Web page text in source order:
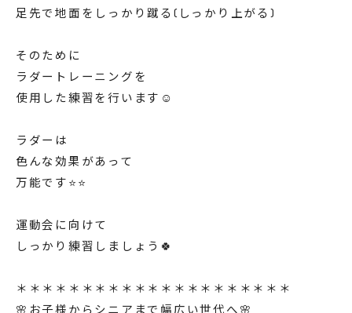
足先で地面をしっかり蹴る(しっかり上がる)
そのために
ラダートレーニングを
使用した練習を行います☺️
ラダーは
色んな効果があって
万能です⭐️⭐️
運動会に向けて
しっかり練習しましょう🍀
＊＊＊＊＊＊＊＊＊＊＊＊＊＊＊＊＊＊＊＊＊
🌸お子様からシニアまで幅広い世代へ🌸